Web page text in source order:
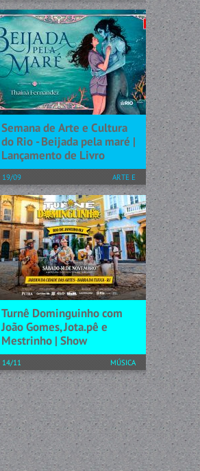
Tríptico – Encontro de Cias. de
Dança Contemporânea retorna
à Cidade das Artes com quatro
apresentações e programação
dividida em dois finais de
semana A dança...
[+] SAIBA MAIS
Semana de Arte e Cultura
do Rio - Beijada pela maré |
Lançamento de Livro
19/09
ARTE E
CONHECIMENTO
Nina Meireles sempre sentiu
que não se encaixava muito
bem, o diagnóstico tardio de
autismo somente deu nome a
esse sentimento. Após uma
séria crise de saúde mental, a...
[+] SAIBA MAIS
Turnê Dominguinho com
João Gomes, Jota.pê e
Mestrinho | Show
14/11 MÚSICA
Após sucesso global, João
Gomes, Jota.pê e Mestrinho
anunciam chegada da turnê
“Dominguinho” ao Rio de
Janeiro Depois de conquistar o
Brasil e alcançar o mundo...
[+] SAIBA MAIS